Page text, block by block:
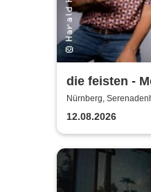
die feisten -
Nürnberg,
12.08.2026